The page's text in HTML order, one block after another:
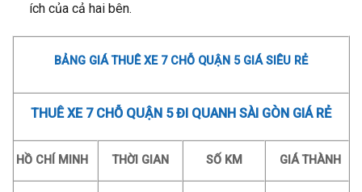
ích của cả hai bên.
BẢNG GIÁ THUÊ XE 7 CHỖ QUẬN 5 GIÁ SIÊU RẺ
THUÊ XE 7 CHỖ QUẬN 5 ĐI QUANH SÀI GÒN GIÁ RẺ
HỒ CHÍ MINH THỜI GIAN SỐ KM GIÁ THÀNH